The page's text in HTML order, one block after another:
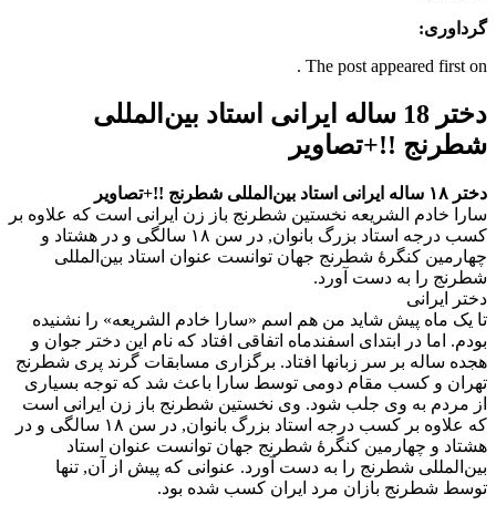
گرداوری:
The post appeared first on .
دختر 18 ساله ایرانی استاد بین‌المللی
شطرنج !!+تصاویر
دختر ۱۸ ساله ایرانی استاد بین‌المللی شطرنج !!+تصاویر
سارا خادم الشریعه نخستین شطرنج باز زن ایرانی است که علاوه بر
کسب درجه استاد بزرگ بانوان, در سن ۱۸ سالگی و در هشتاد و
چهارمین کنگرهٔ شطرنج جهان توانست عنوان استاد بین‌المللی
شطرنج را به دست آورد.
دختر ایرانی
تا یک ماه پیش شاید من هم اسم «سارا خادم الشریعه» را نشنیده
بودم. اما در ابتدای اسفندماه اتفاقی افتاد که نام این دختر جوان و
هجده ساله بر سر زبانها افتاد. برگزاری مسابقات گرند پری شطرنج
تهران و کسب مقام دومی توسط سارا باعث شد که توجه بسیاری
از مردم به وی جلب شود. وی نخستین شطرنج باز زن ایرانی است
که علاوه بر کسب درجه استاد بزرگ بانوان, در سن ۱۸ سالگی و در
هشتاد و چهارمین کنگرهٔ شطرنج جهان توانست عنوان استاد
بین‌المللی شطرنج را به دست آورد. عنوانی که پیش از آن, تنها
توسط شطرنج بازان مرد ایران کسب شده بود.